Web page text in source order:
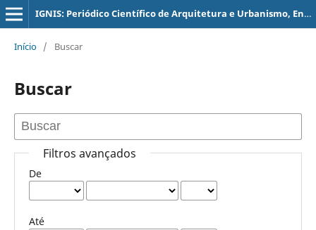
IGNIS: Periódico Científico de Arquitetura e Urbanismo, Engenharias e Tecnologia de Informação
Início / Buscar
Buscar
Filtros avançados
De
Até